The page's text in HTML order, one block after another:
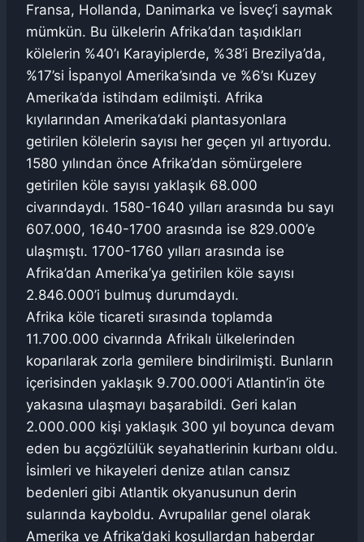
Fransa, Hollanda, Danimarka ve İsveç’i saymak
mümkün. Bu ülkelerin Afrika’dan taşıdıkları
kölelerin %40’ı Karayiplerde, %38’i Brezilya’da,
%17’si İspanyol Amerika’sında ve %6’sı Kuzey
Amerika’da istihdam edilmişti. Afrika
kıyılarından Amerika’daki plantasyonlara
getirilen kölelerin sayısı her geçen yıl artıyordu.
1580 yılından önce Afrika’dan sömürgelere
getirilen köle sayısı yaklaşık 68.000
civarındaydı. 1580-1640 yılları arasında bu sayı
607.000, 1640-1700 arasında ise 829.000’e
ulaşmıştı. 1700-1760 yılları arasında ise
Afrika’dan Amerika’ya getirilen köle sayısı
2.846.000’i bulmuş durumdaydı.
Afrika köle ticareti sırasında toplamda
11.700.000 civarında Afrikalı ülkelerinden
koparılarak zorla gemilere bindirilmişti. Bunların
içerisinden yaklaşık 9.700.000’i Atlantin’in öte
yakasına ulaşmayı başarabildi. Geri kalan
2.000.000 kişi yaklaşık 300 yıl boyunca devam
eden bu açgözlülük seyahatlerinin kurbanı oldu.
İsimleri ve hikayeleri denize atılan cansız
bedenleri gibi Atlantik okyanusunun derin
sularında kayboldu. Avrupalılar genel olarak
Amerika ve Afrika’daki koşullardan haberdar